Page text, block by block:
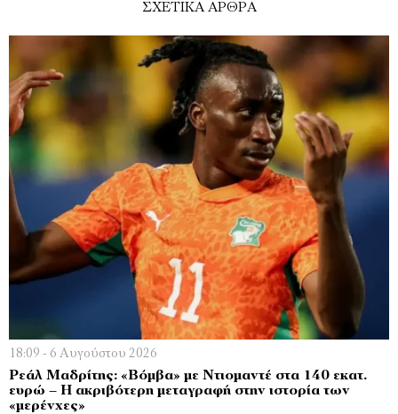
ΣΧΕΤΙΚΑ ΑΡΘΡΑ
18:09 - 6 Αυγούστου 2026
Ρεάλ Μαδρίτης: «Βόμβα» με Ντιομαντέ στα 140 εκατ.
ευρώ – Η ακριβότερη μεταγραφή στην ιστορία των
«μερένχες»